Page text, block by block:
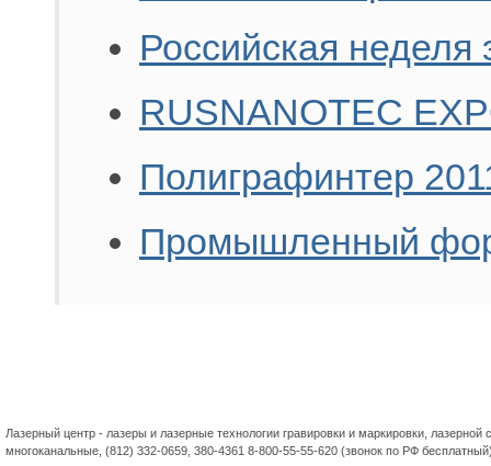
Российская неделя
RUSNANOTEC
Полиграфинтер
Промышленный
Лазерный центр - лазеры и лазерные технологии гравировки и маркировки,
многоканальные, (812) 332-0659, 380-4361 8-800-55-55-620 (звонок по РФ